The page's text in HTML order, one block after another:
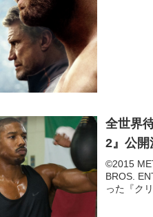
全世界
2』公
©2015
BROS.
った『ク